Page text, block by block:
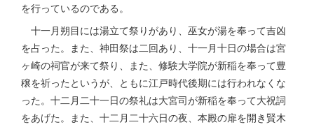
を行っているのである。
十一月朔目には湯立て祭りがあり、巫女が湯を奉って吉凶
を占った。また、神田祭は二回あり、十一月十日の場合は宮
ヶ崎の祠官が来て祭り、また、修験大学院が新稲を奉って豊
穣を祈ったというが、ともに江戸時代後期には行われなくな
った。十二月二十一日の祭礼は大宮司が新稲を奉って大祝詞
をあげた。また、十二月二十六日の夜、本殿の扉を開き賢木